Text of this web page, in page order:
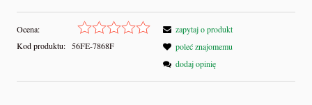
Ocena:
Kod produktu:
56FE-7868F
zapytaj o produkt
poleć znajomemu
dodaj opinię